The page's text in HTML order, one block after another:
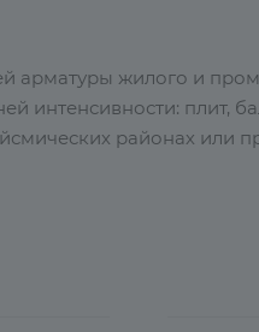
арматуры жилого и
интенсивности: плит,
районах или